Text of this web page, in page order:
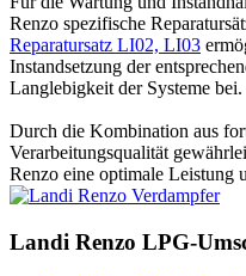
Renzo spezifische
Reparatursatz LI02, LI03
Instandsetzung der
Langlebigkeit der Systeme bei.
Durch die Kombination aus
Verarbeitungsqualität
Renzo eine optimale Leistung
Landi Renzo LPG-